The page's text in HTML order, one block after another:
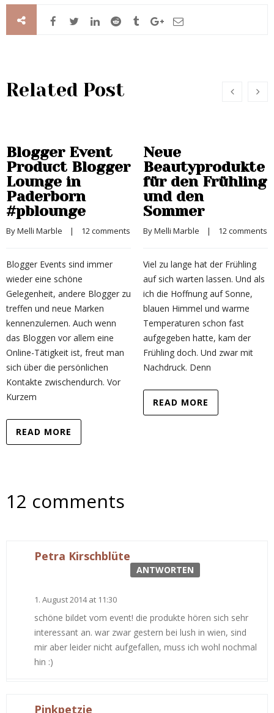
Related Post
Blogger Event
Product Blogger
Lounge in
Paderborn
#pblounge
By Melli Marble
    |
12 comments
Blogger Events sind immer
wieder eine schöne
Gelegenheit, andere Blogger zu
treffen und neue Marken
kennenzulernen. Auch wenn
das Bloggen vor allem eine
Online-Tätigkeit ist, freut man
sich über die persönlichen
Kontakte zwischendurch. Vor
Kurzem
READ MORE
Neue
Beautyprodukte
für den Frühling
und den
Sommer
By Melli Marble
    |
12 comments
Viel zu lange hat der Frühling
auf sich warten lassen. Und als
ich die Hoffnung auf Sonne,
blauen Himmel und warme
Temperaturen schon fast
aufgegeben hatte, kam der
Frühling doch. Und zwar mit
Nachdruck. Denn
READ MORE
12 comments
Petra Kirschblüte
ANTWORTEN
1. August 2014 at 11:30
schöne bildet vom event! die produkte hören sich sehr
interessant an. war zwar gestern bei lush in wien, sind
mir aber leider nicht aufgefallen, muss ich wohl nochmal
hin :)
Pinkpetzie